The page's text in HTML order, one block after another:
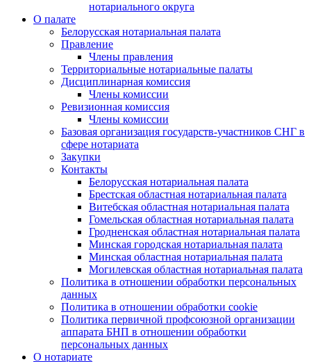
нотариального округа
О палате
Белорусская нотариальная палата
Правление
Члены правления
Территориальные нотариальные палаты
Дисциплинарная комиссия
Члены комиссии
Ревизионная комиссия
Члены комиссии
Базовая организация государств-участников СНГ в
сфере нотариата
Закупки
Контакты
Белорусская нотариальная палата
Брестская областная нотариальная палата
Витебская областная нотариальная палата
Гомельская областная нотариальная палата
Гродненская областная нотариальная палата
Минская городская нотариальная палата
Минская областная нотариальная палата
Могилевская областная нотариальная палата
Политика в отношении обработки персональных
данных
Политика в отношении обработки cookie
Политика первичной профсоюзной организации
аппарата БНП в отношении обработки
персональных данных
О нотариате